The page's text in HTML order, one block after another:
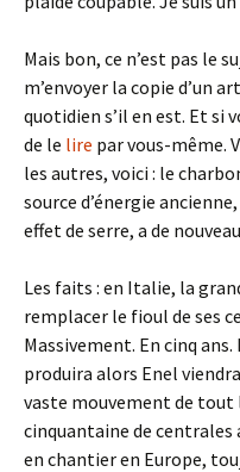
Mais bon, ce n’est pas le
m’envoyer la copie d’un
quotidien s’il en est. Et si
de le lire par vous-même.
les autres, voici : le
source d’énergie
effet de serre, a de
Les faits : en Italie, la
remplacer le fioul de ses
Massivement. En cinq
produira alors Enel
vaste mouvement de tout
cinquantaine de centrales
en chantier en Europe,